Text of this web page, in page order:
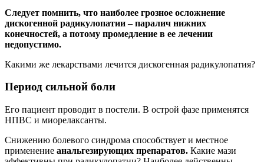
Следует помнить, что наиболее грозное осложнение
дискогенной радикулопатии – паралич нижних
конечностей, а потому промедление в ее лечении
недопустимо.
Какими же лекарствами лечится дискогенная радикулопатия?
Период сильной боли
Его пациент проводит в постели. В острой фазе применятся
НПВС и миорелаксанты.
Снижению болевого синдрома способствует и местное
применение анальгезирующих препаратов. Какие мази